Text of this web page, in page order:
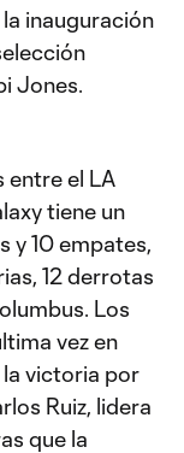
inauguración
Jones.
entre el LA
tiene un
y 10 empates,
12 derrotas
Los
vez en
victoria por
Ruiz, lidera
que la